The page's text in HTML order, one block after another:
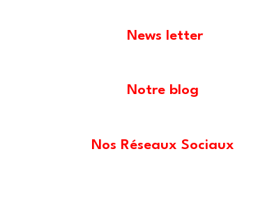
News letter
Notre blog
Nos Réseaux Sociaux